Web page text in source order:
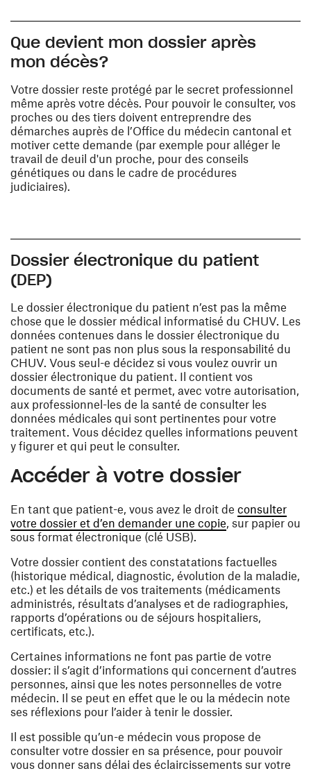
Que devient mon dossier après
mon décès?
Votre dossier reste protégé par le secret professionnel
même après votre décès. Pour pouvoir le consulter, vos
proches ou des tiers doivent entreprendre des
démarches auprès de l’Office du médecin cantonal et
motiver cette demande (par exemple pour alléger le
travail de deuil d'un proche, pour des conseils
génétiques ou dans le cadre de procédures
judiciaires).
Dossier électronique du patient
(DEP)
Le dossier électronique du patient n’est pas la même
chose que le dossier médical informatisé du CHUV. Les
données contenues dans le dossier électronique du
patient ne sont pas non plus sous la responsabilité du
CHUV. Vous seul-e décidez si vous voulez ouvrir un
dossier électronique du patient. Il contient vos
documents de santé et permet, avec votre autorisation,
aux professionnel-les de la santé de consulter les
données médicales qui sont pertinentes pour votre
traitement. Vous décidez quelles informations peuvent
y figurer et qui peut le consulter.
Accéder à votre dossier
En tant que patient-e, vous avez le droit de consulter
votre dossier et d’en demander une copie, sur papier ou
sous format électronique (clé USB).
Votre dossier contient des constatations factuelles
(historique médical, diagnostic, évolution de la maladie,
etc.) et les détails de vos traitements (médicaments
administrés, résultats d’analyses et de radiographies,
rapports d’opérations ou de séjours hospitaliers,
certificats, etc.).
Certaines informations ne font pas partie de votre
dossier: il s’agit d’informations qui concernent d’autres
personnes, ainsi que les notes personnelles de votre
médecin. Il se peut en effet que le ou la médecin note
ses réflexions pour l’aider à tenir le dossier.
Il est possible qu’un-e médecin vous propose de
consulter votre dossier en sa présence, pour pouvoir
vous donner sans délai des éclaircissements sur votre